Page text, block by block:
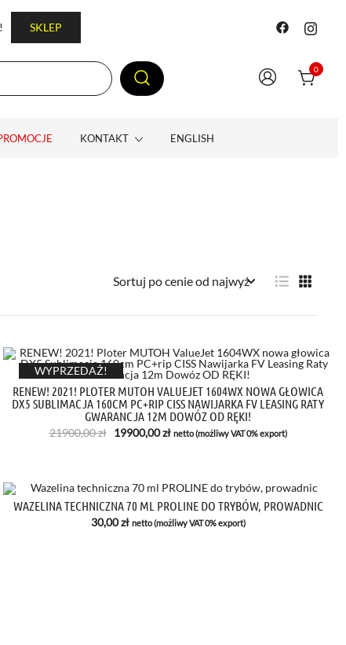
SKLEP
0
KONTAKT ENGLISH
WYPRZEDAŻ!
RENEW! 2021! PLOTER MUTOH VALUEJET 1604WX NOWA GŁOWICA
DX5 SUBLIMACJA 160CM PC+RIP CISS NAWIJARKA FV LEASING RATY
GWARANCJA 12M DOWÓZ OD RĘKI!
21900,00zł
Pierwotna
19900,00złAktualna
netto (możliwy VAT 0% export)
WAZELINA TECHNICZNA 70 ML PROLINE DO TRYBÓW, PROWADNIC
30,00zł netto (możliwy VAT 0% export)